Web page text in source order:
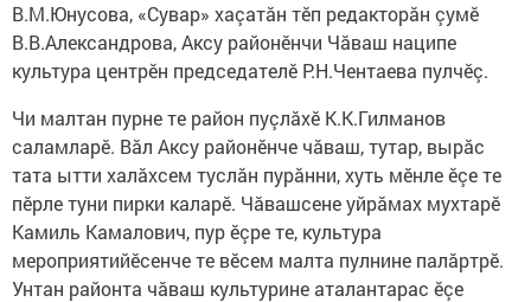
В.М.Юнусова, «Сувар» хаçатăн тӗп редакторăн çумӗ
В.В.Александрова, Аксу районӗнчи Чăваш наципе
культура центрӗн председателӗ Р.Н.Чентаева пулчӗç.
Чи малтан пурне те район пуçлăхӗ К.К.Гилманов
саламларӗ. Вăл Аксу районӗнче чăваш, тутар, вырăс
тата ытти халăхсем туслăн пурăнни, хуть мӗнле ӗçе те
пӗрле туни пирки каларӗ. Чăвашсене уйрăмах мухтарӗ
Камиль Камалович, пур ӗçре те, культура
мероприятийӗсенче те вӗсем малта пулнине палăртрӗ.
Унтан районта чăваш культурине аталантарас ӗçе